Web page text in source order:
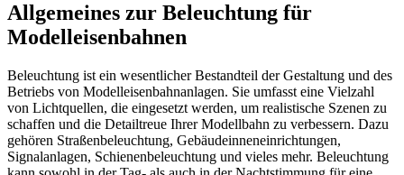
Allgemeines zur Beleuchtung für
Modelleisenbahnen
Beleuchtung ist ein wesentlicher Bestandteil der Gestaltung und des
Betriebs von Modelleisenbahnanlagen. Sie umfasst eine Vielzahl
von Lichtquellen, die eingesetzt werden, um realistische Szenen zu
schaffen und die Detailtreue Ihrer Modellbahn zu verbessern. Dazu
gehören Straßenbeleuchtung, Gebäudeinneneinrichtungen,
Signalanlagen, Schienenbeleuchtung und vieles mehr. Beleuchtung